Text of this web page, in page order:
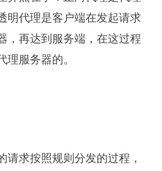
明代理是客户端在发起请求
，再达到服务端，在这过程
服务器的。
求按照规则分发的过程，